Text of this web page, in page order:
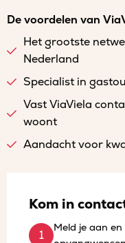
De voordelen van
Het grootste
Nederland
Specialist in
Vast ViaViela
woont
Aandacht voor
Kom in
Meld je aan